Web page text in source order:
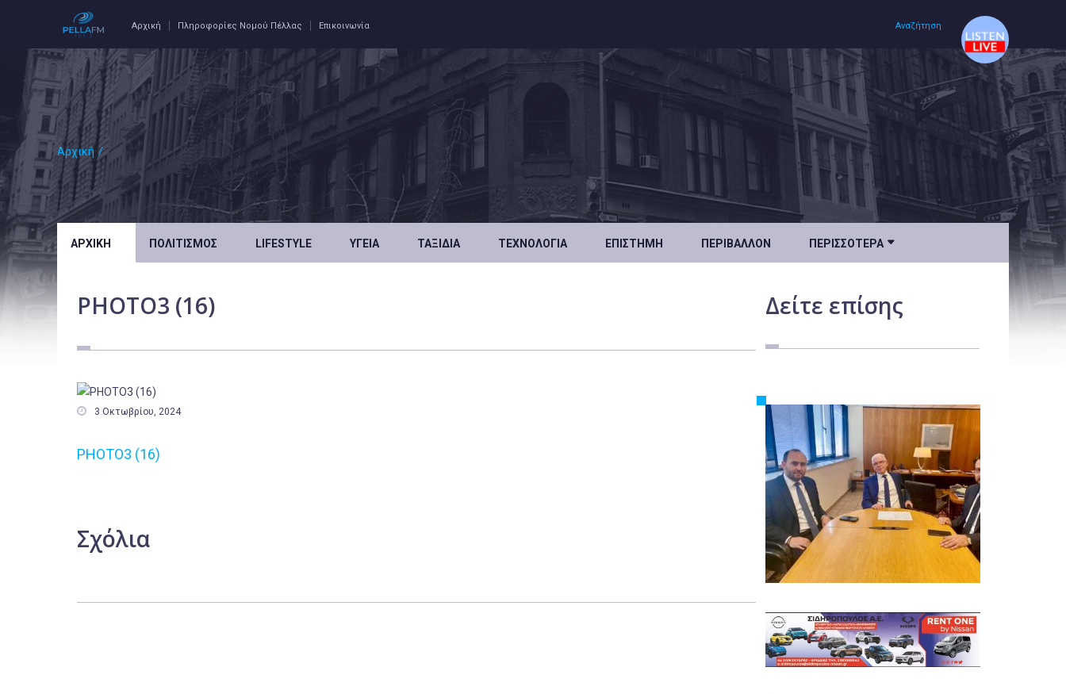
Αρχική Πληροφορίες Νομού Πέλλας Επικοινωνία Αναζήτηση
Αρχική /
ΑΡΧΙΚΉ ΠΟΛΙΤΙΣΜΌΣ LIFESTYLE ΥΓΕΊΑ ΤΑΞΊΔΙΑ ΤΕΧΝΟΛΟΓΊΑ ΕΠΙΣΤΉΜΗ ΠΕΡΙΒΆΛΛΟΝ ΠΕΡΙΣΣΌΤΕΡΑ 
PHOTO3 (16)
 3 Οκτωβρίου, 2024
PHOTO3 (16)
Σχόλια
Δείτε επίσης
Αρχική
Πολιτισμός
Υγεία
Ταξίδια
Επιστήμη
Περιβάλλον
Τοπικά
Αγροτικά
Οικονομία
Πολιτική